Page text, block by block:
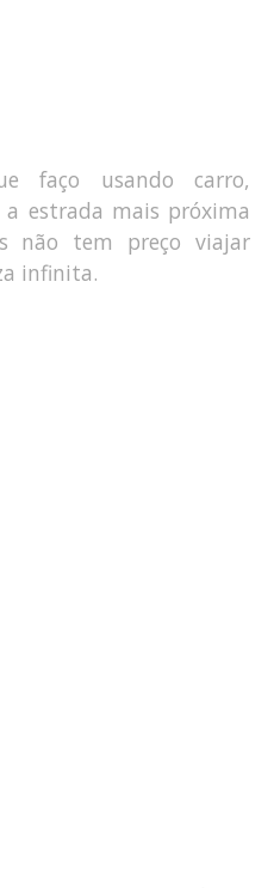
faço usando carro,
estrada mais próxima
não tem preço viajar
infinita.